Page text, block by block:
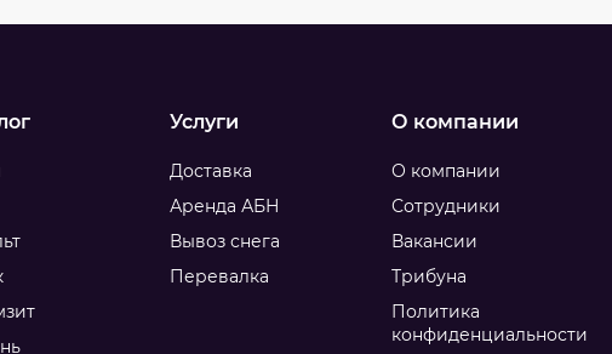
Услуги
Доставка
Аренда АБН
Вывоз снега
Перевалка
О компании
О компании
Сотрудники
Вакансии
Трибуна
Политика
конфиденциальности